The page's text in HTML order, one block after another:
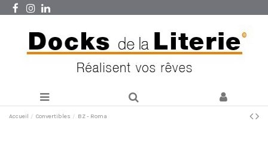
Accueil Convertibles BZ - Roma